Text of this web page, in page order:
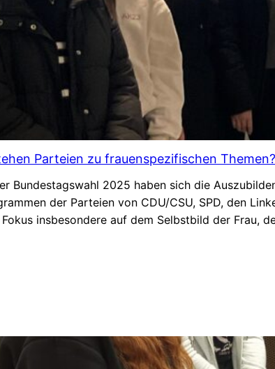
Parteien zu frauenspezifischen
Bundestagswahl 2025 haben sich die
der Parteien von CDU/CSU, SPD, den
insbesondere auf dem Selbstbild der Frau,